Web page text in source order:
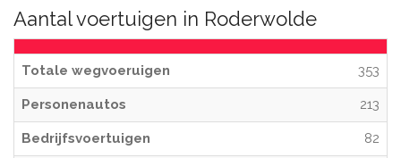
Aantal voertuigen in Roderwolde
Totale wegvoeruigen 353
Personenautos 213
Bedrijfsvoertuigen 82